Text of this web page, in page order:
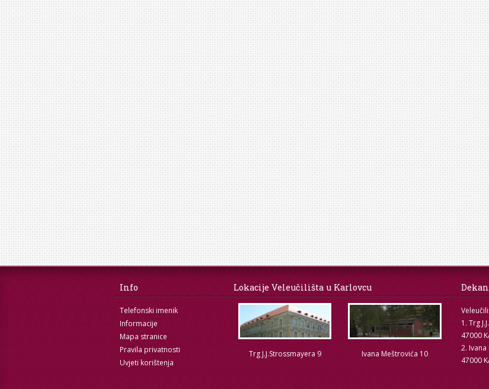
Info
Telefonski imenik
Informacije
Mapa stranice
Pravila privatnosti
Uvjeti korištenja
Lokacije Veleučilišta u Karlovcu
Trg J.J.Strossmayera 9 Ivana Meštrovića 10
1. Trg
47000
2.
47000